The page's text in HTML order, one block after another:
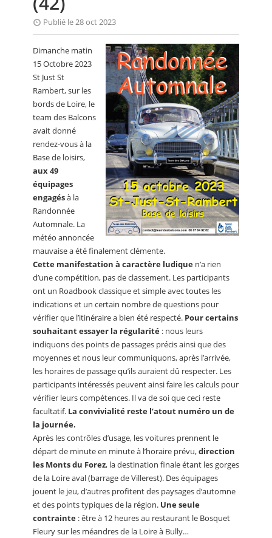
Publié le 28 oct 2023
Dimanche matin
15 Octobre 2023
St Just St
Rambert, sur les
bords de Loire, le
team des Balcons
avait donné
rendez-vous à la
Base de loisirs,
aux 49
équipages
engagésà la
Randonnée
Automnale. La
météo annoncée
mauvaise a été finalement clémente.
Cette manifestation à caractère ludique n’a rien
d’une compétition, pas de classement. Les participants
ont un Roadbook classique et simple avec toutes les
indications et un certain nombre de questions pour
vérifier que l’itinéraire a bien été respecté. Pour certains
souhaitant essayer la régularité : nous leurs
indiquons des points de passages précis ainsi que des
moyennes et nous leur communiquons, après l’arrivée,
les horaires de passage qu’ils auraient dû respecter. Les
participants intéressés peuvent ainsi faire les calculs pour
vérifier leurs compétences. Il va de soi que ceci reste
facultatif. La convivialité reste l’atout numéro un de
la journée.
Après les contrôles d’usage, les voitures prennent le
départ de minute en minute à l’horaire prévu,direction
les Monts du Forez, la destination finale étant les gorges
de la Loire aval (barrage de Villerest). Des équipages
jouent le jeu, d’autres profitent des paysages d’automne
et des points typiques de la région. Une seule
contrainte : être à 12 heures au restaurant le Bosquet
Fleury sur les méandres de la Loire à Bully…